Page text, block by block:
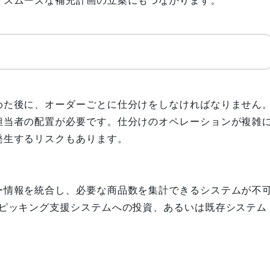
後に、オーダーごとに仕分けをしなければなりません。
者の配置が必要です。仕分けのオペレーションが複雑に
するリスクもあります。
報を統合し、必要な商品数を集計できるシステムが不
ッキング支援システムへの投資、あるいは既存システム